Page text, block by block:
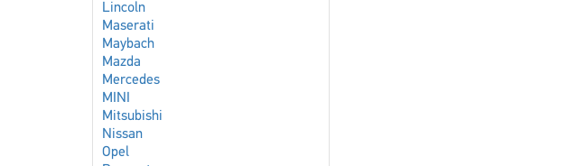
Lincoln
Maserati
Maybach
Mazda
Mercedes
MINI
Mitsubishi
Nissan
Opel